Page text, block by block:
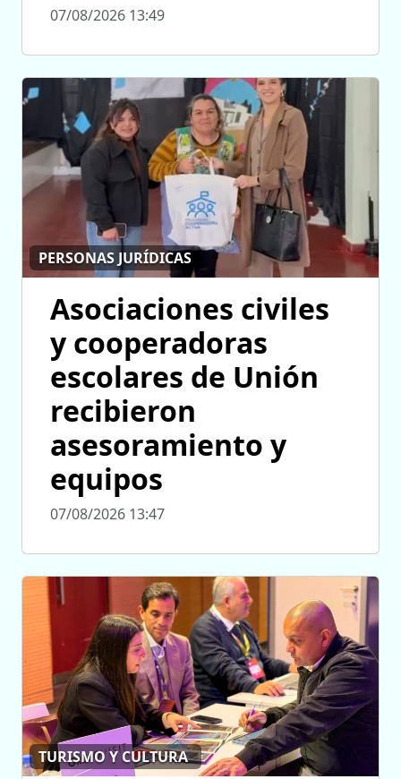
07/08/2026 13:49
PERSONAS JURÍDICAS
Asociaciones civiles
y cooperadoras
escolares de Unión
recibieron
asesoramiento y
equipos
07/08/2026 13:47
TURISMO Y CULTURA